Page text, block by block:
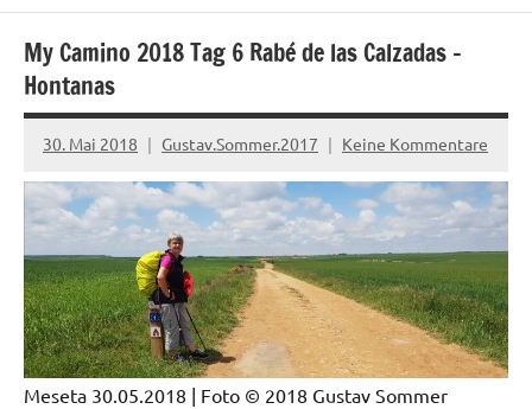
My Camino 2018 Tag 6 Rabé de las Calzadas –
Hontanas
30. Mai 2018 Gustav.Sommer.2017 Keine Kommentare
Meseta 30.05.2018 | Foto © 2018 Gustav Sommer